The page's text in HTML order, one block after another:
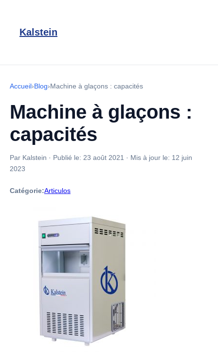
Kalstein
Accueil›Blog›Machine à glaçons : capacités
Machine à glaçons :
capacités
Par Kalstein · Publié le: 23 août 2021 · Mis à jour le: 12 juin
2023
Catégorie:Articulos